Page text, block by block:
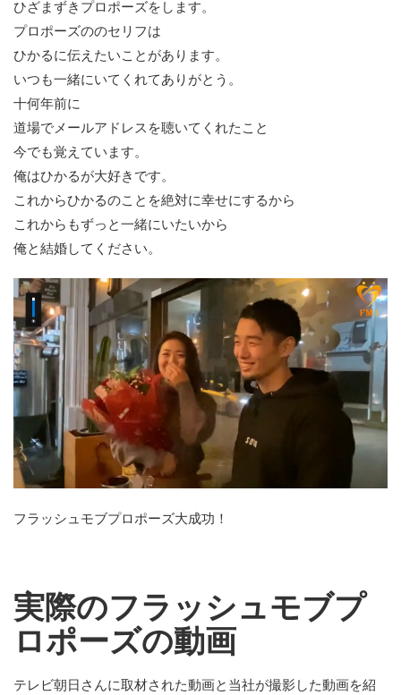
ひざまずきプロポーズをします。
プロポーズののセリフは
ひかるに伝えたいことがあります。
いつも一緒にいてくれてありがとう。
十何年前に
道場でメールアドレスを聴いてくれたこと
今でも覚えています。
俺はひかるが大好きです。
これからひかるのことを絶対に幸せにするから
これからもずっと一緒にいたいから
俺と結婚してください。
フラッシュモブプロポーズ大成功！
実際のフラッシュモブプ
ロポーズの動画
テレビ朝日さんに取材された動画と当社が撮影した動画を紹